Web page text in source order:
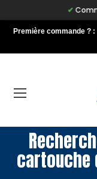
Première commande ? :
cartouche